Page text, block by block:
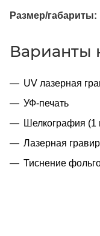
Размер/габариты:
Варианты
UV лазерная
УФ-печать
Шелкография (1
Лазерная
Тиснение